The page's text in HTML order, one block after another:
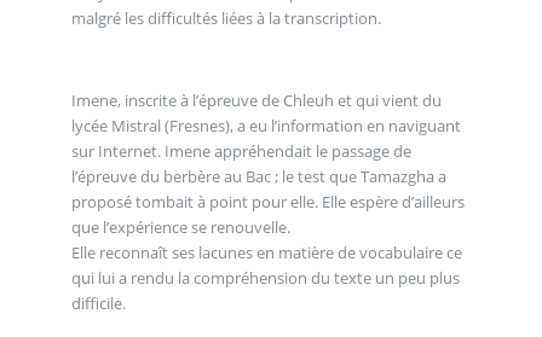
malgré les difficultés liées à la transcription.
Imene, inscrite à l’épreuve de Chleuh et qui vient du
lycée Mistral (Fresnes), a eu l’information en naviguant
sur Internet. Imene appréhendait le passage de
l’épreuve du berbère au Bac ; le test que Tamazgha a
proposé tombait à point pour elle. Elle espère d’ailleurs
que l’expérience se renouvelle.
Elle reconnaît ses lacunes en matière de vocabulaire ce
qui lui a rendu la compréhension du texte un peu plus
difficile.